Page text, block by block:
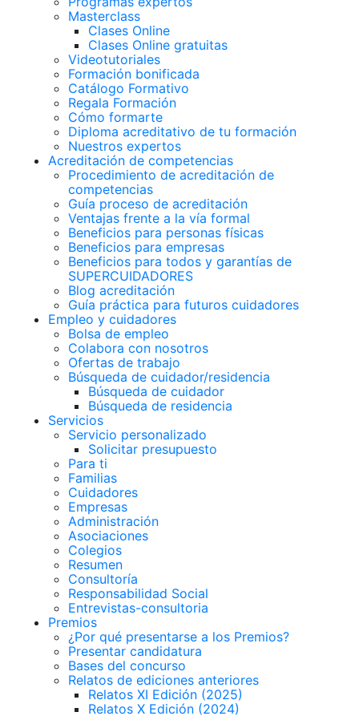
Masterclass
Clases Online
Clases Online gratuitas
Videotutoriales
Formación bonificada
Catálogo Formativo
Regala Formación
Cómo formarte
Diploma acreditativo de tu formación
Nuestros expertos
Acreditación de competencias
Procedimiento de acreditación de
competencias
Guía proceso de acreditación
Ventajas frente a la vía formal
Beneficios para personas físicas
Beneficios para empresas
Beneficios para todos y garantías de
SUPERCUIDADORES
Blog acreditación
Guía práctica para futuros cuidadores
Empleo y cuidadores
Bolsa de empleo
Colabora con nosotros
Ofertas de trabajo
Búsqueda de cuidador/residencia
Búsqueda de cuidador
Búsqueda de residencia
Servicios
Servicio personalizado
Solicitar presupuesto
Para ti
Familias
Cuidadores
Empresas
Administración
Asociaciones
Colegios
Resumen
Consultoría
Responsabilidad Social
Entrevistas-consultoria
Premios
¿Por qué presentarse a los Premios?
Presentar candidatura
Bases del concurso
Relatos de ediciones anteriores
Relatos XI Edición (2025)
Relatos X Edición (2024)